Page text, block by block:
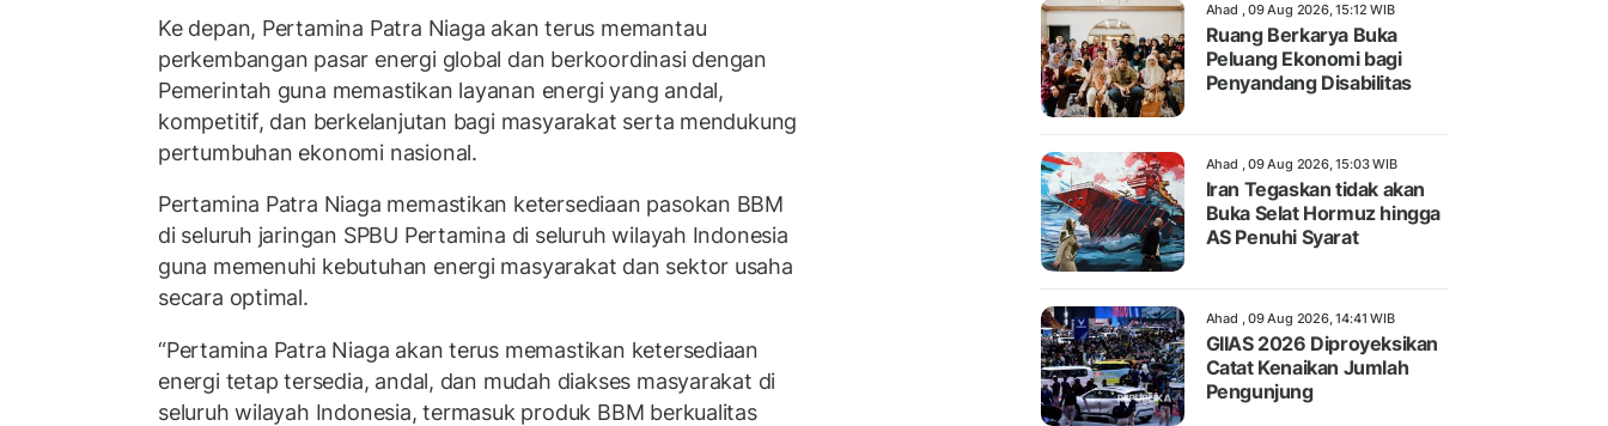
Ke depan, Pertamina Patra Niaga akan terus memantau
perkembangan pasar energi global dan berkoordinasi dengan
Pemerintah guna memastikan layanan energi yang andal,
kompetitif, dan berkelanjutan bagi masyarakat serta mendukung
pertumbuhan ekonomi nasional.
Pertamina Patra Niaga memastikan ketersediaan pasokan BBM
di seluruh jaringan SPBU Pertamina di seluruh wilayah Indonesia
guna memenuhi kebutuhan energi masyarakat dan sektor usaha
secara optimal.
“Pertamina Patra Niaga akan terus memastikan ketersediaan
energi tetap tersedia, andal, dan mudah diakses masyarakat di
seluruh wilayah Indonesia, termasuk produk BBM berkualitas
Ahad , 09 Aug 2026, 15:12 WIB
Ruang Berkarya Buka
Peluang Ekonomi bagi
Penyandang Disabilitas
Ahad , 09 Aug 2026, 15:03 WIB
Iran Tegaskan tidak akan
Buka Selat Hormuz hingga
AS Penuhi Syarat
Ahad , 09 Aug 2026, 14:41 WIB
GIIAS 2026 Diproyeksikan
Catat Kenaikan Jumlah
Pengunjung